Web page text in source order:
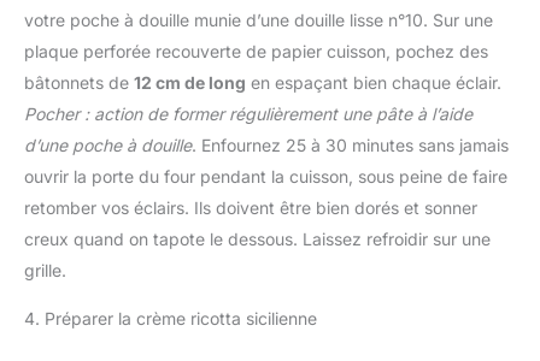
votre poche à douille munie d’une douille lisse n°10. Sur une
plaque perforée recouverte de papier cuisson, pochez des
bâtonnets de 12 cm de long en espaçant bien chaque éclair.
Pocher : action de former régulièrement une pâte à l’aide
d’une poche à douille. Enfournez 25 à 30 minutes sans jamais
ouvrir la porte du four pendant la cuisson, sous peine de faire
retomber vos éclairs. Ils doivent être bien dorés et sonner
creux quand on tapote le dessous. Laissez refroidir sur une
grille.
4. Préparer la crème ricotta sicilienne